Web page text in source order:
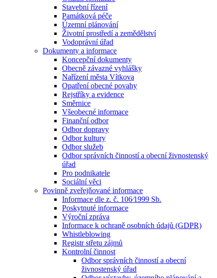
Stavební řízení
Památková péče
Územní plánování
Životní prostředí a zemědělství
Vodoprávní úřad
Dokumenty a informace
Koncepční dokumenty
Obecně závazné vyhlášky
Nařízení města Vítkova
Opatření obecné povahy
Rejstříky a evidence
Směrnice
Všeobecné informace
Finanční odbor
Odbor dopravy
Odbor kultury
Odbor služeb
Odbor správních činností a obecní živnostenský
úřad
Pro podnikatele
Sociální věci
Povinně zveřejňované informace
Informace dle z. č. 106⁄1999 Sb.
Poskytnuté informace
Výroční zpráva
Informace k ochraně osobních údajů (GDPR)
Whistleblowing
Registr střetu zájmů
Kontrolní činnost
Odbor správních činností a obecní
živnostenský úřad